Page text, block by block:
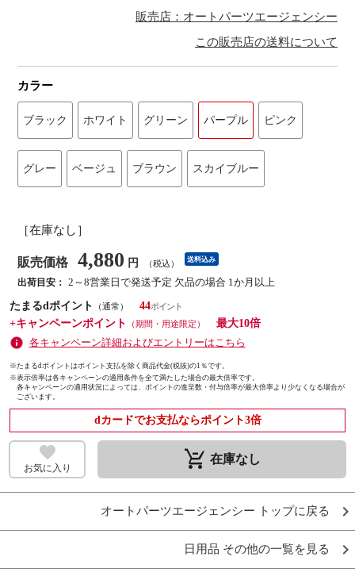
販売店：オートパーツエージェンシー
この販売店の送料について
カラー
ブラック ホワイト グリーン パープル ピンク
グレー ベージュ ブラウン スカイブルー
［在庫なし］
販売価格 4,880 円 （税込） 送料込み
出荷目安： 2～8営業日で発送予定 欠品の場合 1か月以上
たまるdポイント
（通常）
44
+キャンペーンポイント
（期間・用途限定）
最大10倍
各キャンペーン詳細およびエントリーはこちら
※たまるdポイントはポイント支払を除く商品代金(税抜)の1％です。
※表示倍率は各キャンペーンの適用条件を全て満たした場合の最大倍率です。
各キャンペーンの適用状況によっては、ポイントの進呈数・付与倍率が最大倍率より少なくなる場合が
ございます。
dカードでお支払ならポイント3倍
お気に入り remove_shopping_cart 在庫なし
オートパーツエージェンシー トップに戻る
日用品 その他の一覧を見る